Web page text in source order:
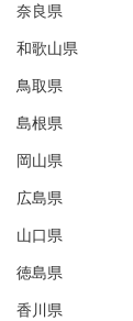
奈良県
和歌山県
鳥取県
島根県
岡山県
広島県
山口県
徳島県
香川県